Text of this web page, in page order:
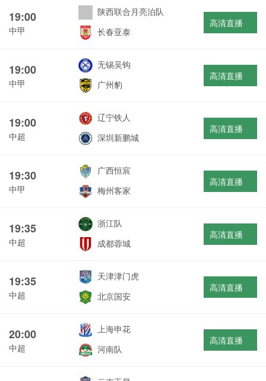
19:00
中甲
陕西联合月亮泊队
长春亚泰
高清直播
19:00
中甲
无锡吴钩
广州豹
高清直播
19:00
中超
辽宁铁人
深圳新鹏城
高清直播
19:30
中甲
广西恒宸
梅州客家
高清直播
19:35
中超
浙江队
成都蓉城
高清直播
19:35
中超
天津津门虎
北京国安
高清直播
20:00
中超
上海申花
河南队
高清直播